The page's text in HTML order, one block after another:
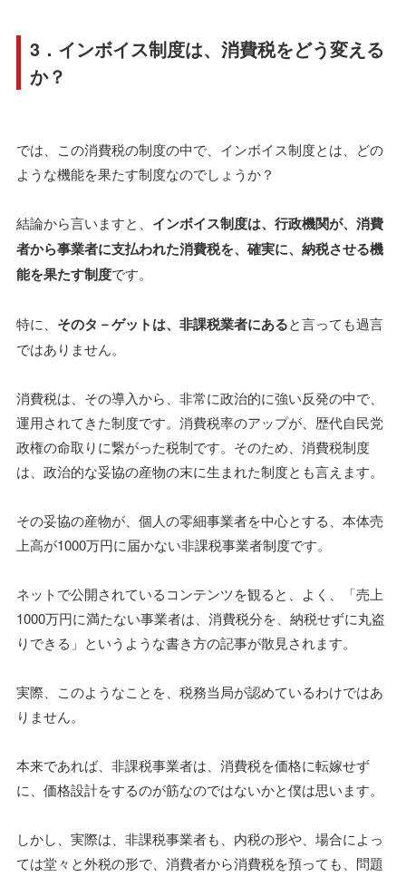
3．インボイス制度は、消費税をどう変える
か？
では、この消費税の制度の中で、インボイス制度とは、どの
ような機能を果たす制度なのでしょうか？
結論から言いますと、 インボイス制度は、行政機関が、消費
者から事業者に支払われた消費税を、確実に、納税させる機
能を果たす制度です。
特に、 そのタ－ゲットは、非課税業者にあると言っても過言
ではありません。
消費税は、その導入から、非常に政治的に強い反発の中で、
運用されてきた制度です。消費税率のアップが、歴代自民党
政権の命取りに繋がった税制です。そのため、消費税制度
は、政治的な妥協の産物の末に生まれた制度とも言えます。
その妥協の産物が、個人の零細事業者を中心とする、本体売
上高が1000万円に届かない非課税事業者制度です。
ネットで公開されているコンテンツを観ると、よく、「売上
1000万円に満たない事業者は、消費税分を、納税せずに丸盗
りできる」というような書き方の記事が散見されます。
実際、このようなことを、税務当局が認めているわけではあ
りません。
本来であれば、非課税事業者は、消費税を価格に転嫁せず
に、価格設計をするのが筋なのではないかと僕は思います。
しかし、実際は、非課税事業者も、内税の形や、場合によっ
ては堂々と外税の形で、消費者から消費税を預っても、問題